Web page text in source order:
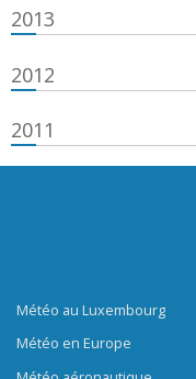
2013
2012
2011
Météo au Luxembourg
Météo en Europe